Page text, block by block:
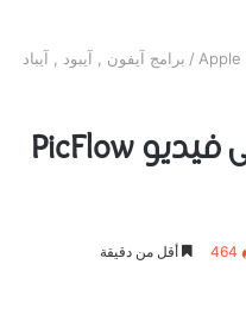
/ برامج آيفون , آيبود , آيباد
برنامج تحويل الصور الى فيديو PicFlow
464 أقل من دقيقة